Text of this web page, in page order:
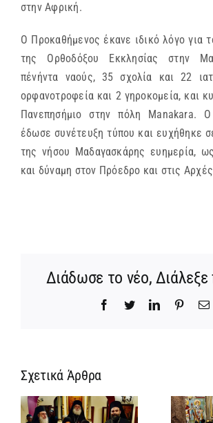
στην Αφρική.
Ο Προκαθήμενος έκανε ιδικό λόγο για
της Ορθοδόξου Εκκλησίας στην
πένήντα ναούς, 35 σχολία και 22
ορφανοτροφεία και 2 γηροκομεία, και
Πανεπησήμιο στην πόλη Manakara.
έδωσε συνέτευξη τύπου και ευχήθηκε
της νήσου Μαδαγασκάρης ευημερία,
και δύναμη στον Πρόεδρο και στις
Διάδωσε το νέο,
Facebook
TwitterLinkedIn
Σχετικά Άρθρα
Αρχιμανδρίτης